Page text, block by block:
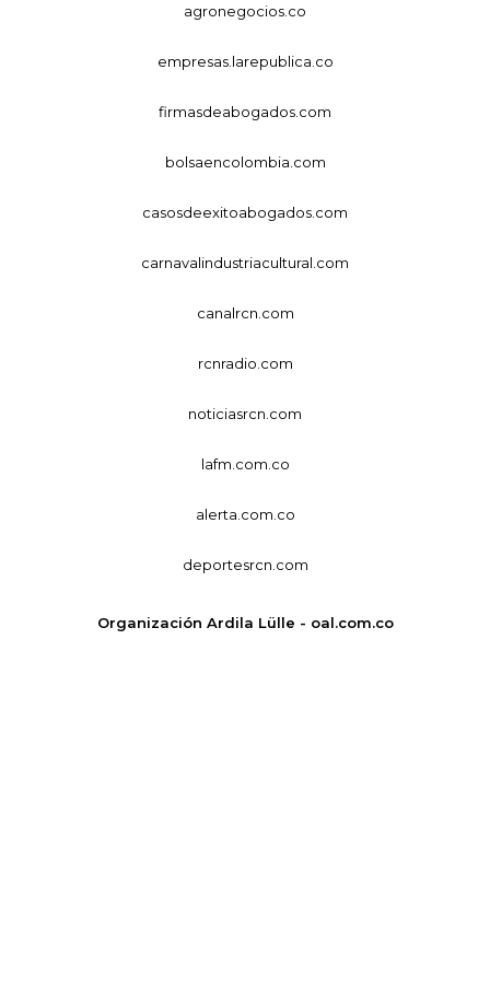
agronegocios.co
empresas.larepublica.co
firmasdeabogados.com
bolsaencolombia.com
casosdeexitoabogados.com
carnavalindustriacultural.com
canalrcn.com
rcnradio.com
noticiasrcn.com
lafm.com.co
alerta.com.co
deportesrcn.com
Organización Ardila Lülle - oal.com.co